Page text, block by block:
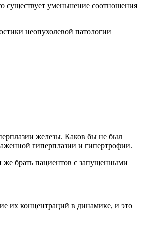
существует уменьшение соотношения
неопухолевой патологии
железы. Каков бы не был
гиперплазии и гипертрофии.
же брать пациентов с запущенными
их концентраций в динамике, и это